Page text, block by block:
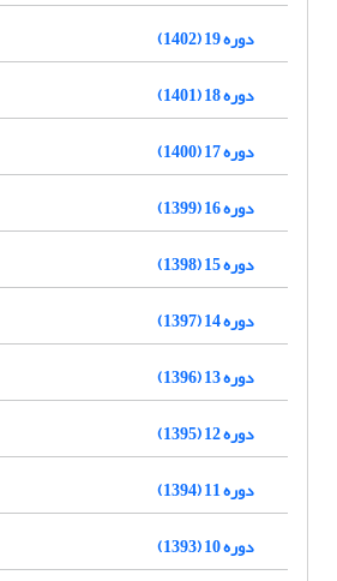
دوره 19 (1402)
دوره 18 (1401)
دوره 17 (1400)
دوره 16 (1399)
دوره 15 (1398)
دوره 14 (1397)
دوره 13 (1396)
دوره 12 (1395)
دوره 11 (1394)
دوره 10 (1393)